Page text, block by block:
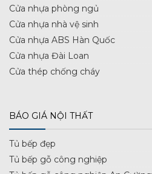
Cửa nhựa phòng ngủ
Cửa nhựa nhà vệ sinh
Cửa nhựa ABS Hàn Quốc
Cửa nhựa Đài Loan
Cửa thép chống cháy
BÁO GIÁ NỘI THẤT
Tủ bếp đẹp
Tủ bếp gỗ công nghiệp